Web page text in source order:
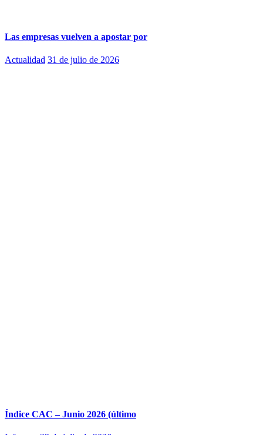
Las empresas vuelven a apostar por
Actualidad 31 de julio de 2026
Índice CAC – Junio 2026 (último